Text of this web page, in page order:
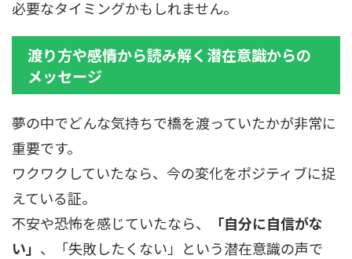
必要なタイミングかもしれません。
渡り方や感情から読み解く潜在意識からの
メッセージ
夢の中でどんな気持ちで橋を渡っていたかが非常に
重要です。
ワクワクしていたなら、今の変化をポジティブに捉
えている証。
不安や恐怖を感じていたなら、
「自分に自信がな
い」 、「失敗したくない」という潜在意識の声で